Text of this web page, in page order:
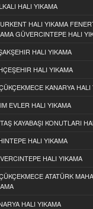
HALI YIKAMA
HALI YIKAMA
GÜVERCINTEPE HALI
HALI YIKAMA
HALI YIKAMA
KANARYA HALI
EVLER HALI YIKAMA
KAYABAŞI KONUTLARI
HALI YIKAMA
HALI YIKAMA
ATATÜRK
HALI YIKAMA